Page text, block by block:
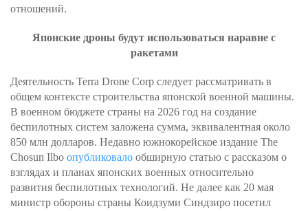
отношений.
Японские дроны будут использоваться наравне с
ракетами
Деятельность Terra Drone Corp следует рассматривать в
общем контексте строительства японской военной машины.
В военном бюджете страны на 2026 год на создание
беспилотных систем заложена сумма, эквивалентная около
850 млн долларов. Недавно южнокорейское издание The
Chosun Ilbo опубликовало обширную статью с рассказом о
взглядах и планах японских военных относительно
развития беспилотных технологий. Не далее как 20 мая
министр обороны страны Коидзуми Синдзиро посетил